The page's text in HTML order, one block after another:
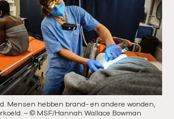
s
l
i
d
e
e
n
d
e
s
l
i
Mensen hebben brand- en andere wonden,
–© MSF/Hannah Wallace Bowman